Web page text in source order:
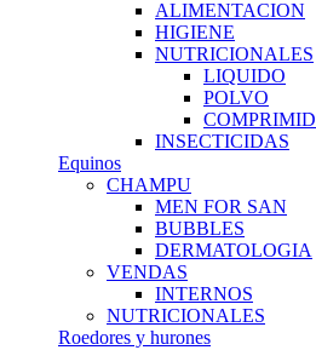
ALIMENTACION
HIGIENE
NUTRICIONALES
LIQUIDO
POLVO
INSECTICIDAS
Equinos
CHAMPU
MEN FOR SAN
BUBBLES
DERMATOLOGIA
VENDAS
INTERNOS
NUTRICIONALES
Roedores y hurones